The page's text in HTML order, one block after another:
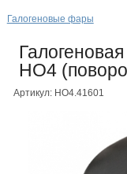
Галогеновые фары
HO4
Артикул: HO4.41601